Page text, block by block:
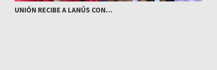
UNIÓN RECIBE A LANÚS CON…